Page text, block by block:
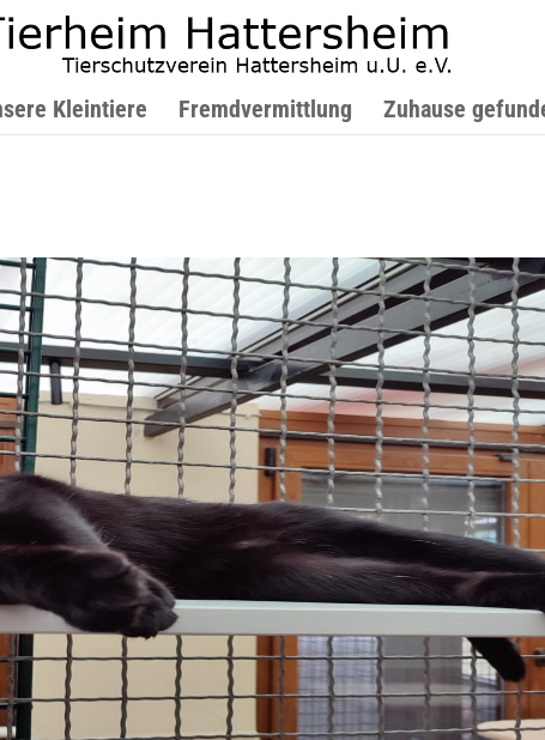
Kleintiere Fremdvermittlung Zuhause